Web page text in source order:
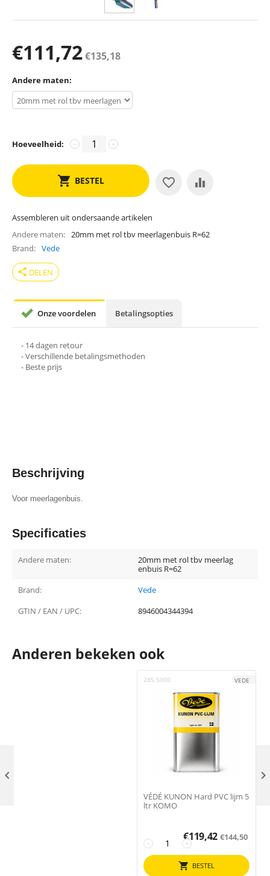
€111,72€135,18
Andere maten:
Hoeveelheid: +
−
BESTEL
Assembleren uit ondersaande artikelen
Andere maten
20mm met rol tbv meerlagenbuis R=62
Brand
Vede
share DELEN
Onze voordelen Betalingsopties
- 14 dagen retour
- Verschillende betalingsmethoden
- Beste prijs
Beschrijving
Voor meerlagenbuis.
Specificaties
Andere maten:
20mm met rol tbv meerlag
enbuis R=62
Brand:
Vede
GTIN / EAN / UPC:
8946004344394
Anderen bekeken ook
285.5000 VEDE
VÉDÉ KUNON Hard PVC lijm 5
ltr KOMO
+
−
€119,42 €144,50
BESTEL
 